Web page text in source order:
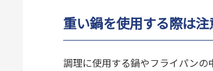
重い鍋を使用する際は注
調理に使用する鍋やフライパンの